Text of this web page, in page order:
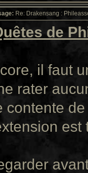
Re: Drakensang :
de
il faut
rater
contente
est